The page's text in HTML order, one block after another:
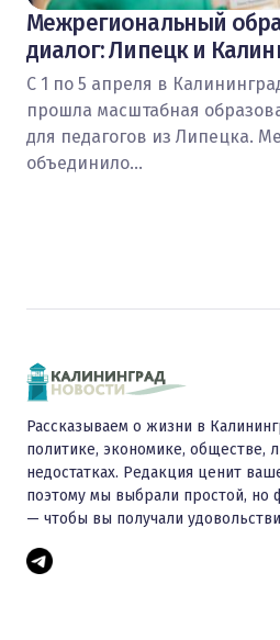
Межрегиональный
диалог: Липецк и
С 1 по 5 апреля в
прошла масштабная
для педагогов из Липецка.
объединило…
Рассказываем о жизни в
политике, экономике, обществе,
недостатках. Редакция ценит
поэтому мы выбрали простой, но
— чтобы вы получали